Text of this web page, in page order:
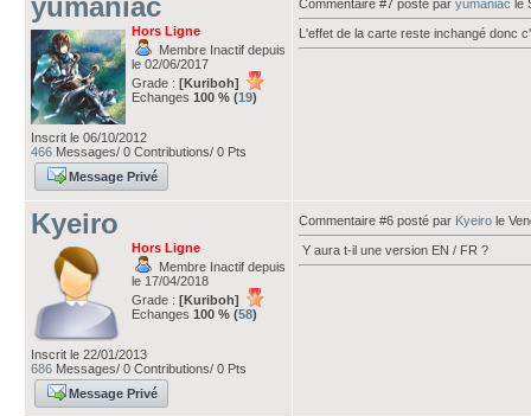
yumaniac
Hors Ligne
Membre Inactif depuis
le 02/06/2017
Grade : [Kuriboh]
Echanges 100 % (19)
Inscrit le 06/10/2012
466 Messages/ 0 Contributions/ 0 Pts
Message Privé
Commentaire #7 posté par yumaniac le
L'effet de la carte reste inchangé donc
Kyeiro
Hors Ligne
Membre Inactif depuis
le 17/04/2018
Grade : [Kuriboh]
Echanges 100 % (58)
Inscrit le 22/01/2013
686 Messages/ 0 Contributions/ 0 Pts
Message Privé
Commentaire #6 posté par Kyeiro le
Y aura t-il une version EN / FR ?